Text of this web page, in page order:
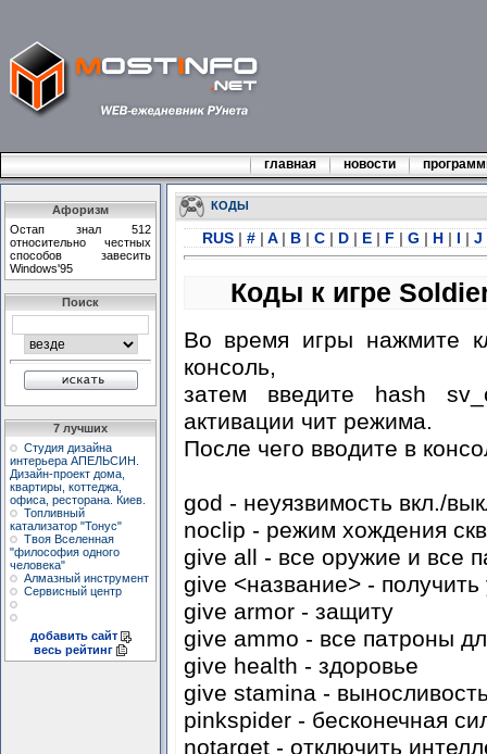
главная новости
Афоризм
Остап знал 512
относительно честных
способов завесить
Windows'95
Поиск
7 лучших
Студия дизайна
интерьера АПЕЛЬСИН.
Дизайн-проект дома,
квартиры, коттеджа,
офиса, ресторана. Киев.
Топливный
катализатор "Тонус"
Твоя Вселенная
"философия одного
человека"
Алмазный инструмент
Сервисный центр
добавить сайт
весь рейтинг
КОДЫ
RUS | # | A | B | C | D | E | F | G | H | I | J
Коды к игре
Во время игры нажмите
консоль,
затем введите hash
активации чит режима.
После чего вводите в
god - неуязвимость вкл./
noclip - режим хождения
give all - все оружие и все
give <название> -
give armor - защиту
give ammo - все патроны
give health - здоровье
give stamina -
pinkspider - бесконечная
notarget - отключить